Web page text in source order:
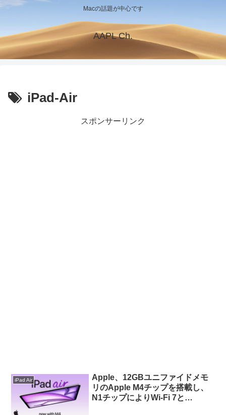
Macの話題が中心です
AAPL Ch.
iPad-Air
スポンサーリンク
iPad Air
Apple、12GBユニファイドメモ
リのApple M4チップを搭載し、
N1チップによりWi-Fi 7と